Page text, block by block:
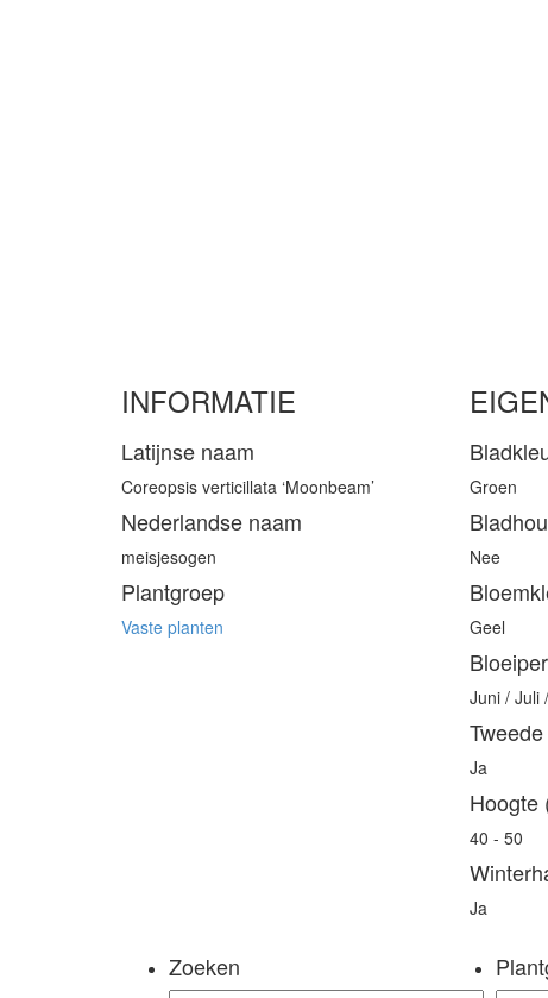
INFORMATIE
Latijnse naam
Coreopsis verticillata ‘Moonbeam’
Nederlandse naam
meisjesogen
Plantgroep
Vaste planten
Groen
Nee
Geel
Juni / Juli
Ja
Hoogte
40 - 50
Ja
Zoeken